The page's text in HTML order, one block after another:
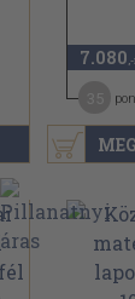
7.080